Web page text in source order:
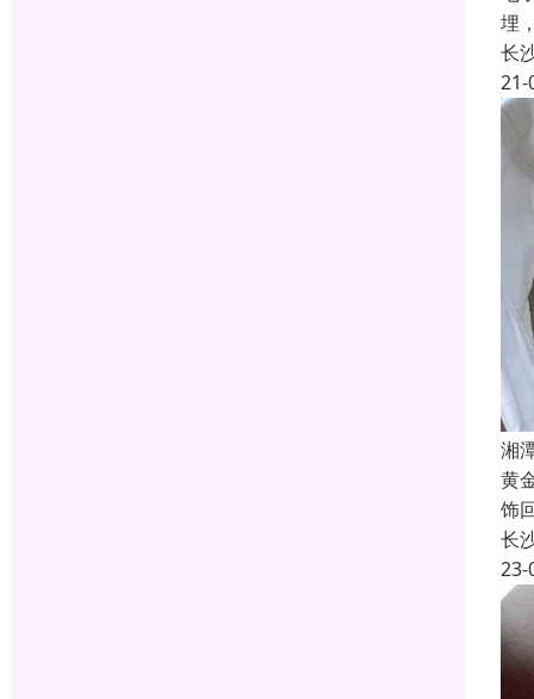
埋
长
21-
湘
黄
饰
长
23-